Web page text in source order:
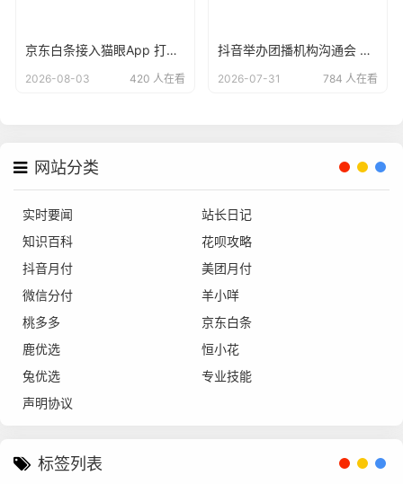
京东白条接入猫眼App 打造“先观影 后付款”便捷支付方式
2026-08-03 420 人在看
抖音举办团播机构沟通会 倡议各方共建清朗直播生态
2026-07-31 784 人在看
网站分类
实时要闻
站长日记
知识百科
花呗攻略
抖音月付
美团月付
微信分付
羊小咩
桃多多
京东白条
鹿优选
恒小花
兔优选
专业技能
声明协议
标签列表